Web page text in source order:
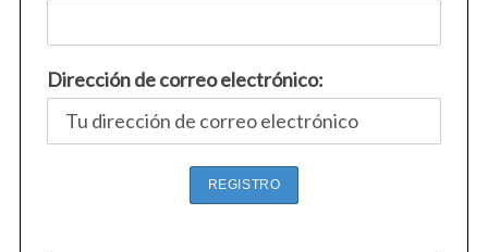
Dirección de correo electrónico: